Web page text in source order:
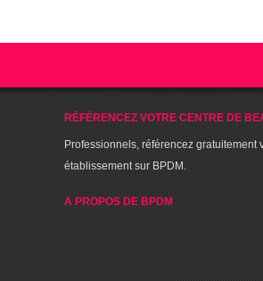
RÉFÉRENCEZ VOTRE CENTRE DE
Professionnels, référencez gratuitement
établissement sur BPDM.
A PROPOS DE BPDM